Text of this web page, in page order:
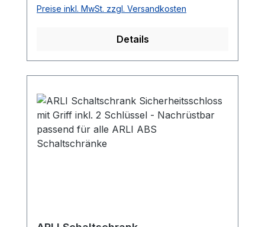
Preise inkl. MwSt. zzgl. Versandkosten
Details